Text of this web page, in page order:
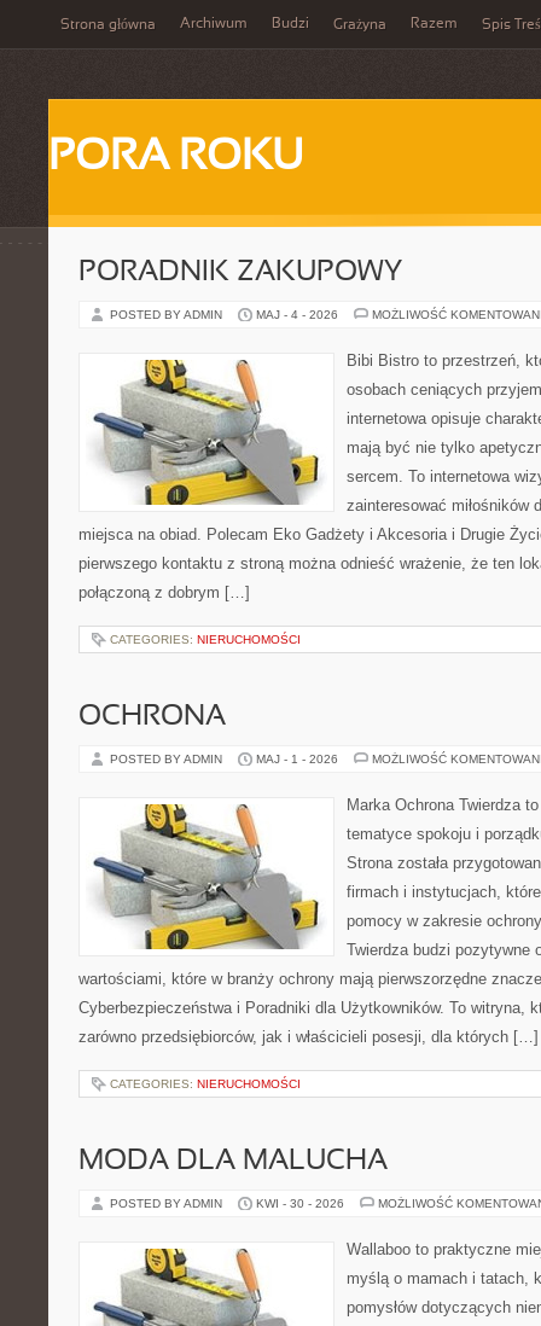
Strona główna Archiwum Budzi Grażyna Razem Spis
PORA ROKU
PORADNIK ZAKUPOWY
POSTED BY ADMIN MAJ - 4 - 2026 MOŻLIWOŚĆ
Bibi Bistro to przestrzeń,
osobach ceniących
internetowa opisuje
mają być nie tylko
sercem. To internetowa
zainteresować miłośników
miejsca na obiad. Polecam Eko Gadżety i Akcesoria i Drugie
pierwszego kontaktu z stroną można odnieść wrażenie, że ten
połączoną z dobrym […]
CATEGORIES: NIERUCHOMOŚCI
OCHRONA
POSTED BY ADMIN MAJ - 1 - 2026 MOŻLIWOŚĆ
Marka Ochrona Twierdza
tematyce spokoju i
Strona została
firmach i instytucjach,
pomocy w zakresie
Twierdza budzi pozytywne
wartościami, które w branży ochrony mają pierwszorzędne
Cyberbezpieczeństwa i Poradniki dla Użytkowników. To witryna,
zarówno przedsiębiorców, jak i właścicieli posesji, dla których […]
CATEGORIES: NIERUCHOMOŚCI
MODA DLA MALUCHA
POSTED BY ADMIN KWI - 30 - 2026 MOŻLIWOŚĆ
Wallaboo to praktyczne
myślą o mamach i tatach,
pomysłów dotyczących